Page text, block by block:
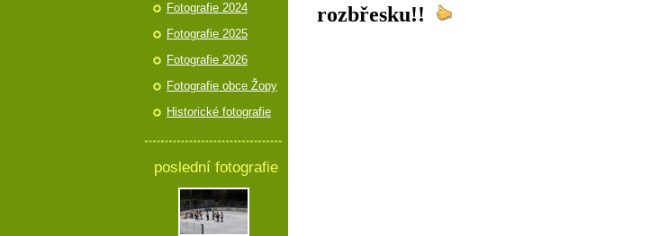
rozbřesku!!
Fotografie 2024
Fotografie 2025
Fotografie 2026
Fotografie obce Žopy
Historické fotografie
poslední fotografie